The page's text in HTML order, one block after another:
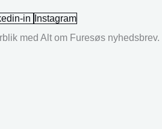
in
Instagram
med Alt om Furesøs nyhedsbrev.